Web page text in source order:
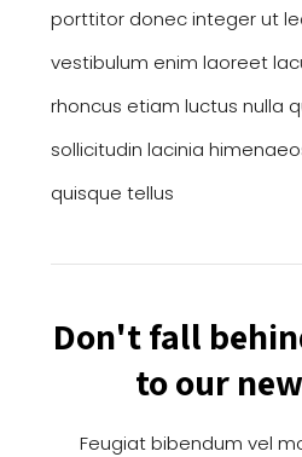
porttitor donec integer ut
vestibulum enim laoreet
rhoncus etiam luctus nulla
sollicitudin lacinia
quisque tellus
Don't fall
to our
Feugiat bibendum vel